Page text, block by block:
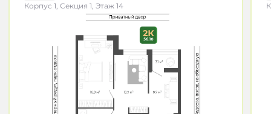
Корпус 1, Секция 1, Этаж 14